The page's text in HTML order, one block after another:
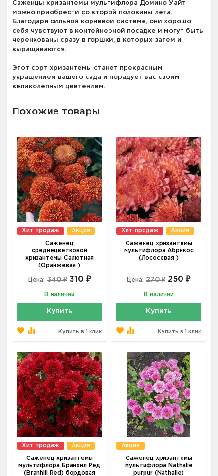
Саженцы хризантемы мультифлора Домино Уайт
можно приобрести со второй половины лета.
Благодаря сильной корневой системе, они хорошо
себя чувствуют в контейнерной посадке и могут быть
черенкованы сразу в горшки, в которых затем и
выращиваются.
Этот сорт хризантемы станет прекрасным
украшением вашего сада и порадует вас своим
великолепным цветением.
Похожие товары
Хит продаж Акция
Саженец
среднецветковой
хризантемы Салютная
(Оранжевая )
Цена: 340 ₽ 310 ₽
В наличии
Купить
Купить в 1 клик
Хит продаж Акция
Саженец хризантемы
мультифлора Абрикос
(Лососевая )
Цена: 270 ₽ 250 ₽
В наличии
Купить
Купить в 1 клик
Хит продаж Акция
Саженец хризантемы
мультифлора Бранхил Ред
(Branhill Red) бордовая
Акция
Саженец хризантемы
мультифлора Nathalie
purpur (Nathalie)